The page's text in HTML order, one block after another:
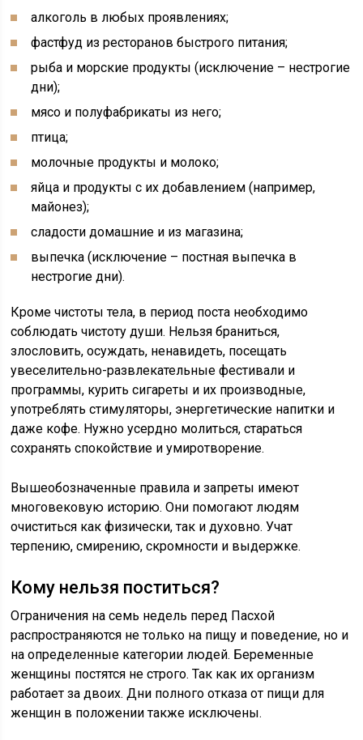
алкоголь в любых проявлениях;
фастфуд из ресторанов быстрого питания;
рыба и морские продукты (исключение – нестрогие
дни);
мясо и полуфабрикаты из него;
птица;
молочные продукты и молоко;
яйца и продукты с их добавлением (например,
майонез);
сладости домашние и из магазина;
выпечка (исключение – постная выпечка в
нестрогие дни).
Кроме чистоты тела, в период поста необходимо
соблюдать чистоту души. Нельзя браниться,
злословить, осуждать, ненавидеть, посещать
увеселительно-развлекательные фестивали и
программы, курить сигареты и их производные,
употреблять стимуляторы, энергетические напитки и
даже кофе. Нужно усердно молиться, стараться
сохранять спокойствие и умиротворение.
Вышеобозначенные правила и запреты имеют
многовековую историю. Они помогают людям
очиститься как физически, так и духовно. Учат
терпению, смирению, скромности и выдержке.
Кому нельзя поститься?
Ограничения на семь недель перед Пасхой
распространяются не только на пищу и поведение, но и
на определенные категории людей. Беременные
женщины постятся не строго. Так как их организм
работает за двоих. Дни полного отказа от пищи для
женщин в положении также исключены.